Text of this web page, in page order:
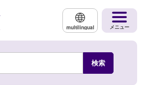
multilingual メニュー